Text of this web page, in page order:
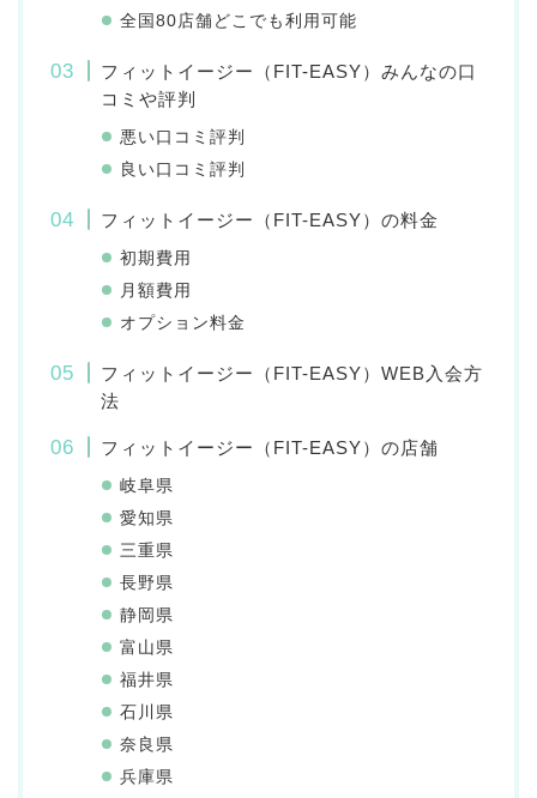
全国80店舗どこでも利用可能
フィットイージー（FIT-EASY）みんなの口
コミや評判
悪い口コミ評判
良い口コミ評判
フィットイージー（FIT-EASY）の料金
初期費用
月額費用
オプション料金
フィットイージー（FIT-EASY）WEB入会方
法
フィットイージー（FIT-EASY）の店舗
岐阜県
愛知県
三重県
長野県
静岡県
富山県
福井県
石川県
奈良県
兵庫県